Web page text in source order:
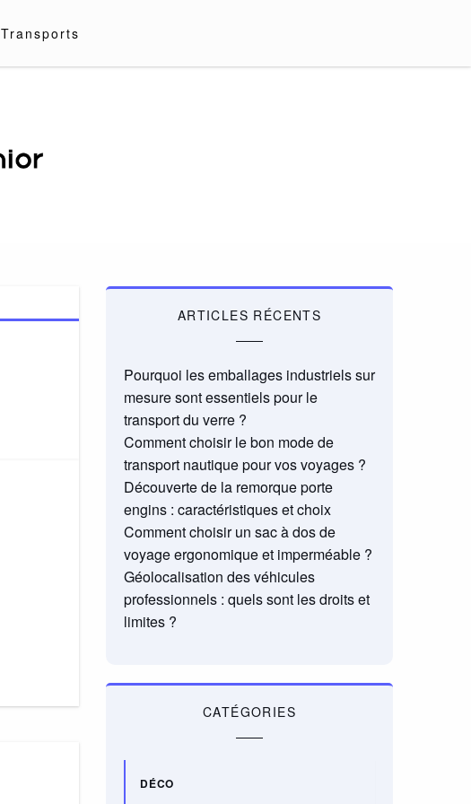
Transports
ARTICLES RÉCENTS
Pourquoi les emballages industriels sur
mesure sont essentiels pour le
transport du verre ?
Comment choisir le bon mode de
transport nautique pour vos voyages ?
Découverte de la remorque porte
engins : caractéristiques et choix
Comment choisir un sac à dos de
voyage ergonomique et imperméable ?
Géolocalisation des véhicules
professionnels : quels sont les droits et
limites ?
CATÉGORIES
DÉCO